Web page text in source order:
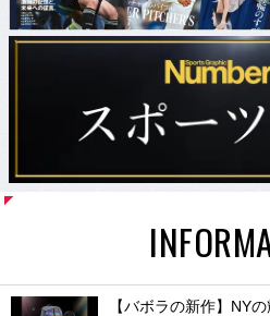
【バボラの新作】NY